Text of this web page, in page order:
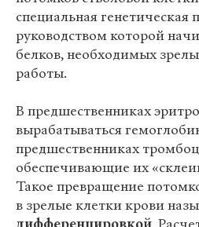
специальная генетическая
руководством которой
белков, необходимых
работы.
В предшественниках
вырабатываться
предшественниках
обеспечивающие их
Такое превращение
в зрелые клетки крови